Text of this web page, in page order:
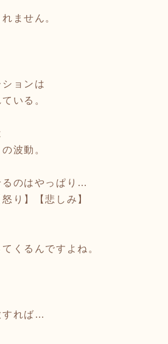
ません。
ョンは
いる。
波動。
るのはやっぱり…
り】【悲しみ】
くるんですよね。
すれば…